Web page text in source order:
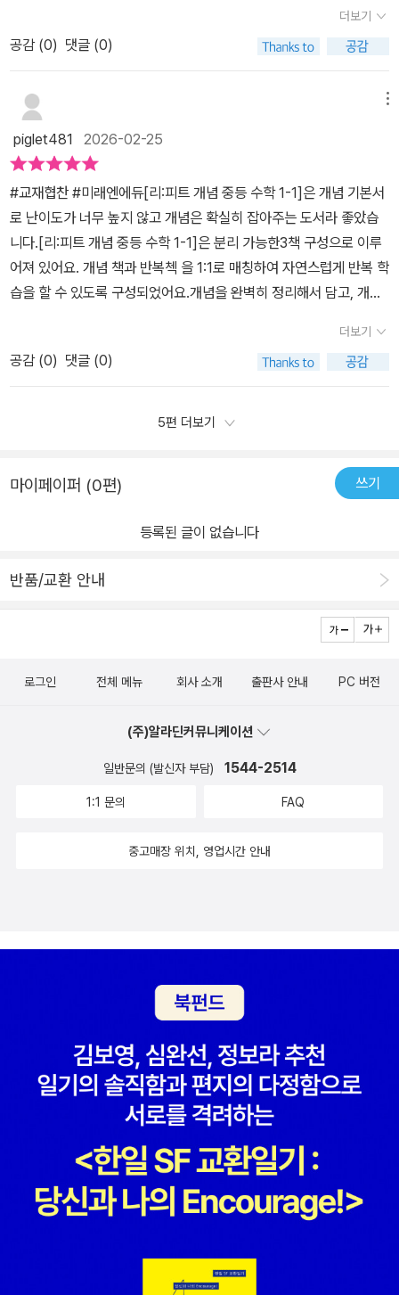
처음에 개념을 배울 때, 복잡하지 않고 핵심을 정확하게 짚어주는 설
명 덕분에 아이가 어려워하지 않고 차근차근 따라갈 수 있겠더라구
에는 필수 유형 익히기에서 다양한 문제를 풀어보며 실력을 쌓고, 서
술형 문제도 연습할 수 있어 좋은 점이었어요. 수학 문제에서 풀이 과
정까지 쓰는 것이 중요한데, 서술형 문제를 풀며 그런 연습도 자연스
럽게 할 수 있어요.그리고, 단원 마무리 문제에서는 그동안 배운 내용
을 종합적으로 복습할 수 있어요. 특히 중요한 문제에는 별표 표시가
되어 있어, 어떤 개념이 중요한지 잘 알 수 있어요. 중요한 개념을 다
시 한번 점검할 수 있어서, 시험 준비에도 도움이 되었어요. 이런 세심
한 배려 덕분에 아이가 수학을 좀 더 체계적으로 공부할 수 있었어요.
어보며 더 확실히 익힐 수 있어요. 반복 학습을 통해 아이가 실수를 줄
이고, 실력을 확실하게 다질 수 있다는 점이 이 교재의 큰 장점이에요.
수학을 처음 공부하는 아이에게 반복 학습만큼 중요한 건 없다고 생
정 교육과정을 반영하여 최신 교육과정에 맞게 구성되어 있다는 점도
을 복습하거나 미리 준비할 때도 도움이 되겠더라구요. 아이가 수학
반영된 교재를 고르는 것이 중요했는데 <리피트 개념 중등수학 1-1>
중학교 수학을 처음 시작하는 학생들에게 추천하고 싶은데요. 아이들
쌓을 수 있어요. 무엇보다 수학을 배우는 데 대한 자신감을 키워줄 수
하는 아이에게 부담 없이 개념을 쌓고, 자연스럽게 실력을 쌓을 수 있
와줄 <리피트 개념 중등수학 1-1>를 강력 추천드려요.#도서협찬 #
교재협찬 #미래엔 #리피트 #중등수학 #중등수학개념서 #수학개념
문제집추천 #중등수학개념
되어 있어요.미래엔 중등수학문제집 리피트 중학수학은 개념 책(BO
OK)과 반복 첵(CHECK)의 1:1 로매칭하여 자연스럽게 반복 학습이
가능합니다. 응용 개념, 교과서 외 개념은 과감히 삭제하고, 필요한 개
념만 빠르게 학습할 수 있도록 구성하여개념을 쉽고 빠르게 이해할
수 있는 check 문제로개념을 확인해 볼 수 있어요.필수 유형 익히기
에서는 반드시 익혀야하는 유형을 대표 문제와 쌍둥이 문제로구성하
여 다양한 유형을 학습합니다.대표 문제와 유사 문제의 쌍둥이 구성
의문제를 풀면서 해당 유형을 완벽하게이해하고 마스터하게 됩니다.
서술형 감잡기에서는 구체적인 단계를 통해 서술형 문제를 연습하면
서 서술형에대한 감각을 키울 수 있어요.단원 마무리하기에서는 실전
문제를풀면서 학교 시험을 잘 대비하고한 단원을 잘 마무리할 수 있
답니다.중등수학문제집 리피트 중학수학개념 책으로 학습한 후에는
반복 첵으로반복 학습을 하며 실력 쌓기가 가능합니다.중등수학문제
록 구성하여개념 책 학습후 빠르게 반복 첵으로개념을 반복학습할 수
어요.서술형도 다시 풀어보면서 확실하게서술형 감잡기가 가능해집
니다.쌍둥이 단원 마무리하기로 문제를 충분하게 풀면서 단원을
잘 마무리 할 수 있어요. 중요, 서술형, 레벨업문제 등으로 시험대비가
학 개념서로 선행 학습에 사용하기에 적합 합니다.중등수학문제집 리
기본서로 중등수학에자신감을 키워준답니다.개념 학습 반복 첵으로
을 잘 준비해보아요!!
더보기
공감 (0) 댓글 (0)
piglet481 2026-02-25
#교재협찬 #미래엔에듀[리:피트 개념 중등 수학 1-1]은 개념 기본서
로 난이도가 너무 높지 않고 개념은 확실히 잡아주는 도서라 좋았습
니다.[리:피트 개념 중등 수학 1-1]은 분리 가능한3책 구성으로 이루
어져 있어요. 개념 책과 반복첵 을 1:1로 매칭하여 자연스럽게 반복 학
습을 할 수 있도록 구성되었어요.개념을 완벽히 정리해서 담고, 개념
실히 익히게 해줍니다.서술형 문제도 구체적인 단계들 통해 연습하면
서 서술형에 대한 감각을 키울 수있도록 이끌어줍니다.각 단원이 끝
날 때 <단원 마무리하기>로학교 시험에 대비할 수 있는 실전 문제를
풀어볼 수 있어 도움 됩니다.복습을 따로 시키기가 쉽지 않은데 개념
부분이 참 좋아요.반복 첵(Check) 교재는 개념 책과 쌍둥이구성으로
복습을 통해 실력이 단단히 자리 잡혀요.반복 첵(Check)의 한눈에
하거나, 개념 학습과 개념을 적용한 문제 해결을 확실히 하고 싶은 친
#미래엔#중학수학리피트 #수학문제집 #중학수학문제집추천 #중학
더보기
공감 (0) 댓글 (0)
5편 더보기
마이페이퍼 (0편) 쓰기
등록된 글이 없습니다
반품/교환 안내
로그인 전체 메뉴 회사 소개 출판사 안내 PC 버전
(주)알라딘커뮤니케이션
일반문의 (발신자 부담) 1544-2514
1:1 문의 FAQ
중고매장 위치, 영업시간 안내